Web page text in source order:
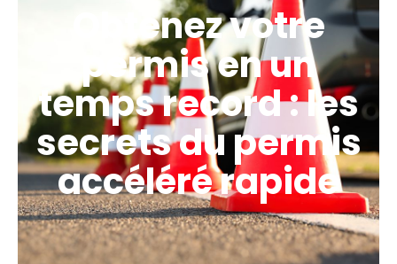
Obtenez votre
permis en un
temps record : les
secrets du permis
accéléré rapide